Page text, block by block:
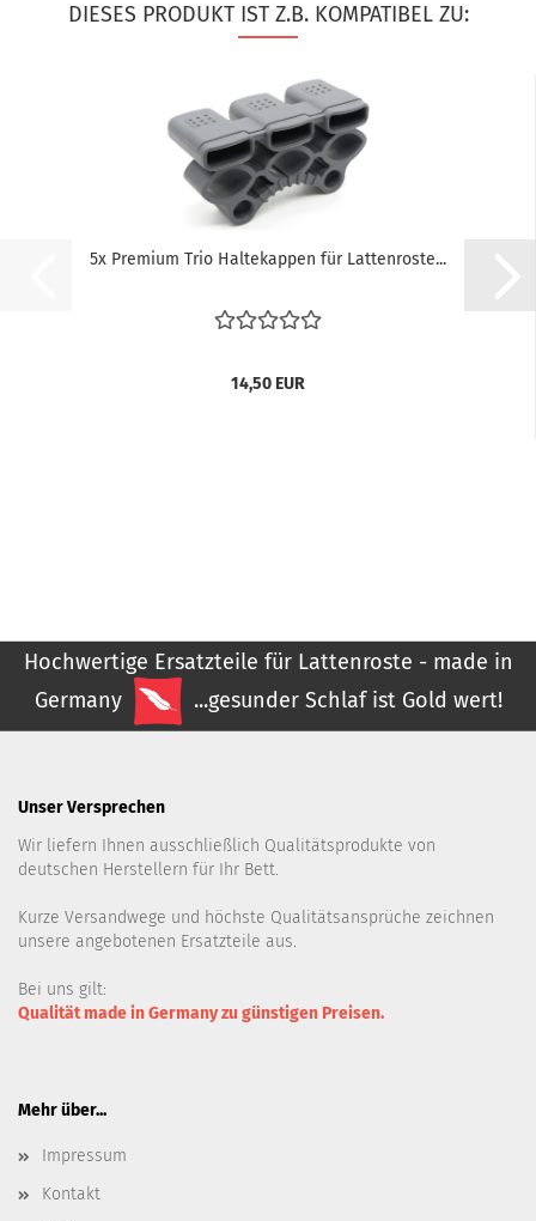
DIESES PRODUKT IST Z.B. KOMPATIBEL ZU:
5x Pre­mi­um Trio Hal­te­kap­pen für Lat­ten­ros­te...
14,50 EUR
Hochwertige Ersatzteile für Lattenroste - made in
Germany
...gesunder Schlaf ist Gold wert!
Unser Versprechen
Wir liefern Ihnen ausschließlich Qualitätsprodukte von
deutschen Herstellern für Ihr Bett.
Kurze Versandwege und höchste Qualitätsansprüche zeichnen
unsere angebotenen Ersatzteile aus.
Bei uns gilt:
Qualität made in Germany zu günstigen Preisen.
Mehr über...
Impressum
Kontakt